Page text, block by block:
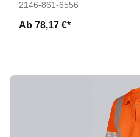
2146-861-6556
Ab 78,17 €*